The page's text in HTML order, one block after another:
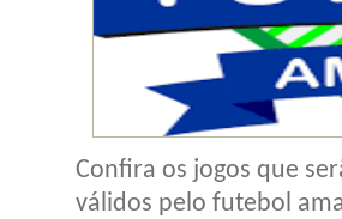
Confira os jogos que
válidos pelo futebol